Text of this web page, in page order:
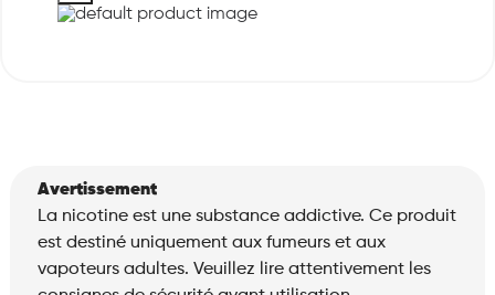
Avertissement
La nicotine est une substance addictive. Ce produit
est destiné uniquement aux fumeurs et aux
vapoteurs adultes. Veuillez lire attentivement les